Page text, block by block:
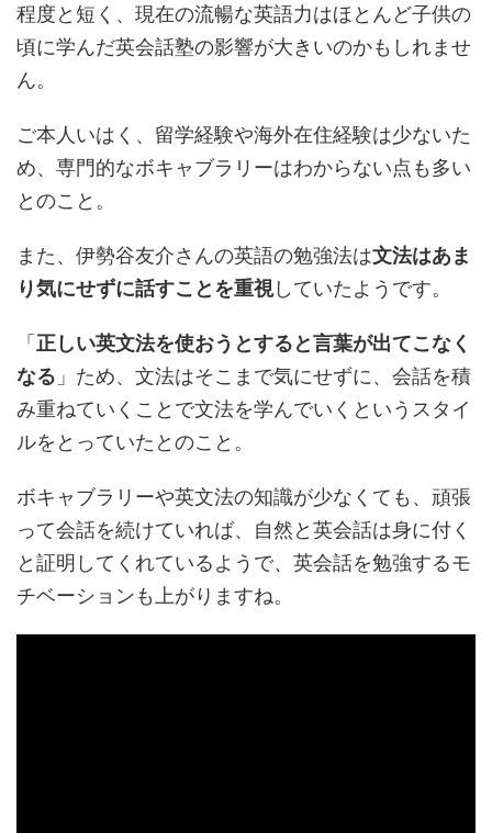
程度と短く、現在の流暢な英語力はほとんど子供の
頃に学んだ英会話塾の影響が大きいのかもしれませ
ん。
ご本人いはく、留学経験や海外在住経験は少ないた
め、専門的なボキャブラリーはわからない点も多い
とのこと。
また、伊勢谷友介さんの英語の勉強法は文法はあま
り気にせずに話すことを重視していたようです。
「 正しい英文法を使おうとすると言葉が出てこなく
なる 」ため、文法はそこまで気にせずに、会話を積
み重ねていくことで文法を学んでいくというスタイ
ルをとっていたとのこと。
ボキャブラリーや英文法の知識が少なくても、頑張
って会話を続けていれば、自然と英会話は身に付く
と証明してくれているようで、英会話を勉強するモ
チベーションも上がりますね。